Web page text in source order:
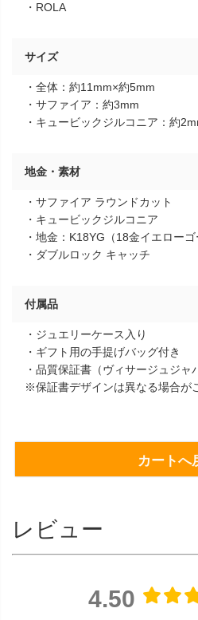
・ROLA
サイズ
・全体：約11mm×約5mm
・サファイア：約3mm
・キュービックジルコニア：約
地金・素材
・サファイア ラウンドカット
・キュービックジルコニア
・地金：K18YG（18金イエローゴ
・ダブルロック キャッチ
付属品
・ジュエリーケース入り
・ギフト用の手提げバッグ付き
・品質保証書（ヴィサージュジャ
※保証書デザインは異なる場合が
カートへ
レビュー
4.50